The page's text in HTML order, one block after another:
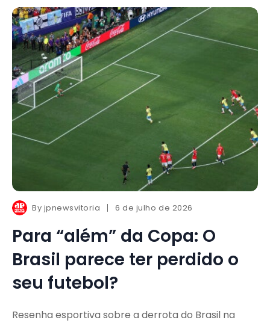
By jpnewsvitoria 6 de julho de 2026
Para “além” da Copa: O
Brasil parece ter perdido o
seu futebol?
Resenha esportiva sobre a derrota do Brasil na